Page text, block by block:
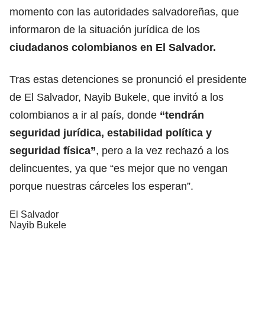
momento con las autoridades salvadoreñas, que
informaron de la situación jurídica de los
ciudadanos colombianos en El Salvador.
Tras estas detenciones se pronunció el presidente
de El Salvador, Nayib Bukele, que invitó a los
colombianos a ir al país, donde “tendrán
seguridad jurídica, estabilidad política y
seguridad física”, pero a la vez rechazó a los
delincuentes, ya que “es mejor que no vengan
porque nuestras cárceles los esperan”.
El Salvador
Nayib Bukele